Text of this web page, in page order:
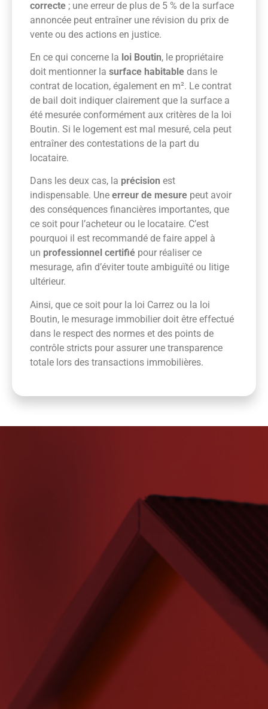
correcte ; une erreur de plus de 5 % de la surface
annoncée peut entraîner une révision du prix de
vente ou des actions en justice.
En ce qui concerne la loi Boutin, le propriétaire
doit mentionner la surface habitable dans le
contrat de location, également en m². Le contrat
de bail doit indiquer clairement que la surface a
été mesurée conformément aux critères de la loi
Boutin. Si le logement est mal mesuré, cela peut
entraîner des contestations de la part du
locataire.
Dans les deux cas, la précision est
indispensable. Une erreur de mesure peut avoir
des conséquences financières importantes, que
ce soit pour l’acheteur ou le locataire. C’est
pourquoi il est recommandé de faire appel à
un professionnel certifié pour réaliser ce
mesurage, afin d’éviter toute ambiguïté ou litige
ultérieur.
Ainsi, que ce soit pour la loi Carrez ou la loi
Boutin, le mesurage immobilier doit être effectué
dans le respect des normes et des points de
contrôle stricts pour assurer une transparence
totale lors des transactions immobilières.